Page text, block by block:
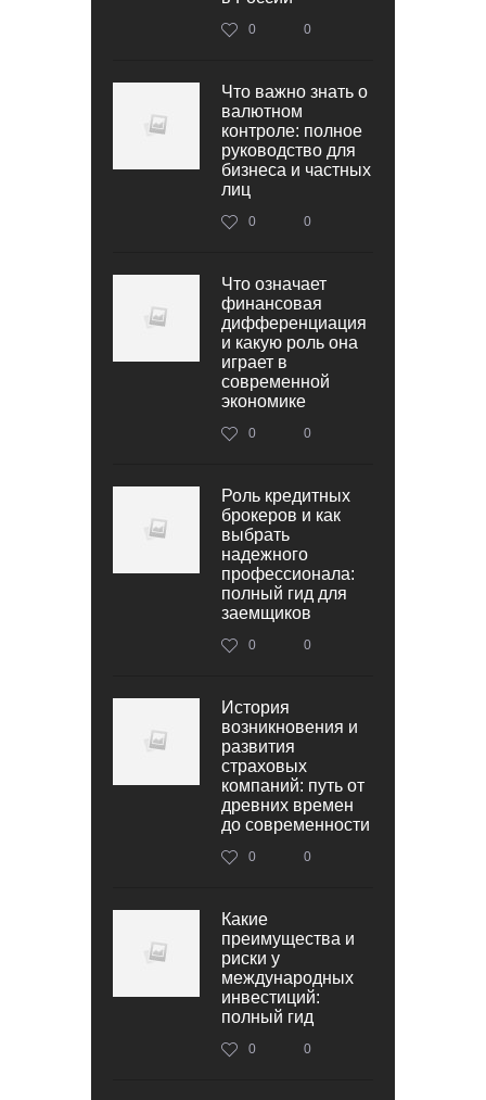
0 0
Что важно знать о
валютном
контроле: полное
руководство для
бизнеса и частных
лиц
0 0
Что означает
финансовая
дифференциация
и какую роль она
играет в
современной
экономике
0 0
Роль кредитных
брокеров и как
выбрать
надежного
профессионала:
полный гид для
заемщиков
0 0
История
возникновения и
развития
страховых
компаний: путь от
древних времен
до современности
0 0
Какие
преимущества и
риски у
международных
инвестиций:
полный гид
0 0